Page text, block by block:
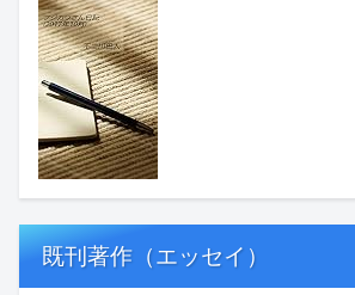
既刊著作（エッセイ）